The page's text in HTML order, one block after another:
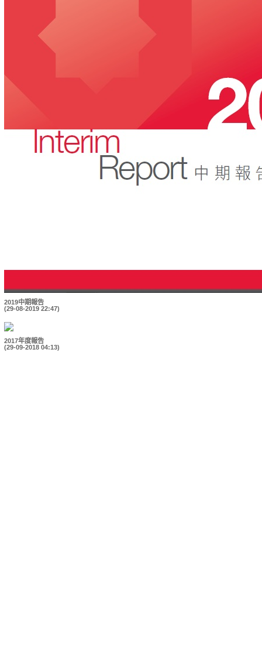
2019中期報告
(29-08-2019 22:47)
2017年度報告
(29-09-2018 04:13)